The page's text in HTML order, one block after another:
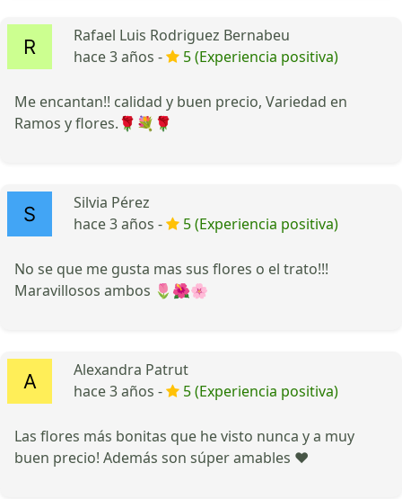
Rafael Luis Rodriguez Bernabeu
hace 3 años -
5 (Experiencia positiva)
Me encantan!! calidad y buen precio, Variedad en
Ramos y flores.🌹💐🌹
Silvia Pérez
hace 3 años -
5 (Experiencia positiva)
No se que me gusta mas sus flores o el trato!!!
Maravillosos ambos 🌷🌺🌸
Alexandra Patrut
hace 3 años -
5 (Experiencia positiva)
Las flores más bonitas que he visto nunca y a muy
buen precio! Además son súper amables ❤️